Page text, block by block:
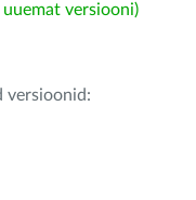
versiooni)
versioonid: